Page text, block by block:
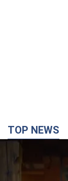
Зеленский
Это первый